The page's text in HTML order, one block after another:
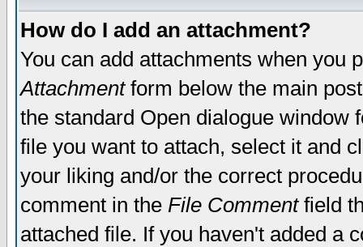
How do I add an attachment?
You can add attachments when you
Attachmentform below the main
the standard Open dialogue window
file you want to attach, select it and
your liking and/or the correct
comment in the File Commentfield
attached file. If you haven't added a